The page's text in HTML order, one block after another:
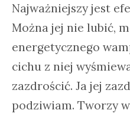
Najważniejszy jest
Można jej nie lubić,
energetycznego
cichu z niej
zazdrościć. Ja jej
podziwiam. Tworzy